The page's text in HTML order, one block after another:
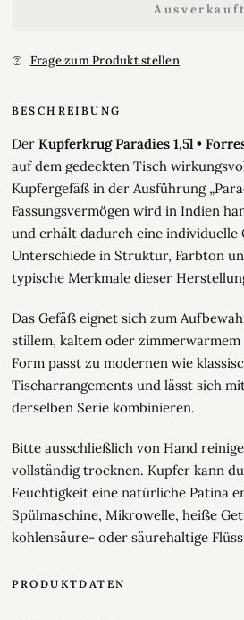
Ausverkauft
Frage zum Produkt stellen
BESCHREIBUNG
Der Kupferkrug Paradies 1,5l •
auf dem gedeckten Tisch
Kupfergefäß in der Ausführung
Fassungsvermögen wird in Indien
und erhält dadurch eine individuelle
Unterschiede in Struktur, Farbton
typische Merkmale dieser
Das Gefäß eignet sich zum
stillem, kaltem oder zimmerwarmem
Form passt zu modernen wie
Tischarrangements und lässt sich
derselben Serie kombinieren.
Bitte ausschließlich von Hand
vollständig trocknen. Kupfer kann
Feuchtigkeit eine natürliche Patina
Spülmaschine, Mikrowelle, heiße
kohlensäure- oder säurehaltige
PRODUKTDATEN